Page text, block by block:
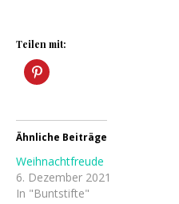
Teilen mit:
Ähnliche Beiträge
Weihnachtfreude
6. Dezember 2021
In "Buntstifte"